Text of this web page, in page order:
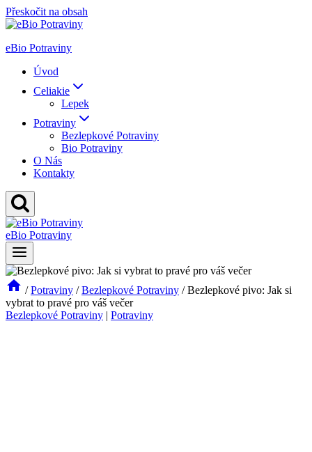
Přeskočit na obsah
eBio Potraviny
Úvod
Celiakie
Lepek
Potraviny
Bezlepkové Potraviny
Bio Potraviny
O Nás
Kontakty
eBio Potraviny
/ Potraviny / Bezlepkové Potraviny / Bezlepkové pivo: Jak si
vybrat to pravé pro váš večer
Bezlepkové Potraviny | Potraviny